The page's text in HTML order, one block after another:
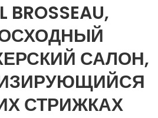
BROSSEAU,
САЛОН,
СТРИЖКАХ